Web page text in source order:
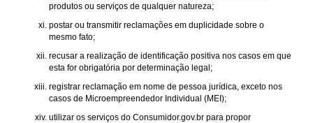
produtos ou serviços de qualquer natureza;
postar ou transmitir reclamações em duplicidade sobre o
mesmo fato;
recusar a realização de identificação positiva nos casos em que
esta for obrigatória por determinação legal;
registrar reclamação em nome de pessoa jurídica, exceto nos
casos de Microempreendedor Individual (MEI);
utilizar os serviços do Consumidor.gov.br para propor